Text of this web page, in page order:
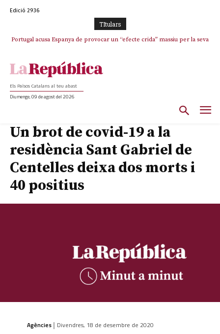
Edició 2936
TItulars
Portugal acusa Espanya de provocar un “efecte crida” massiu per la seva
El col·lapse de l’operació de Marc Puigtió a Girona: desbandada de
Els Països Catalans al teu abast
Diumenge, 09 de agost del 2026
Un brot de covid-19 a la
residència Sant Gabriel de
Centelles deixa dos morts i
40 positius
Agències | Divendres, 18 de desembre de 2020